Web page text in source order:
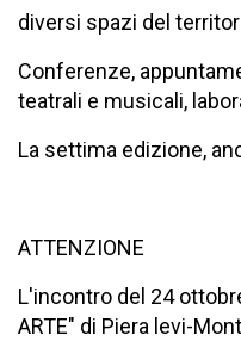
diversi spazi del
Conferenze,
teatrali e musicali,
La settima edizione,
ATTENZIONE
L'incontro del 24
ARTE" di Piera levi-